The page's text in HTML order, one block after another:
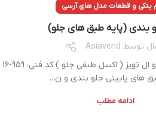
یدکی و قطعات مدل های آرسی
بندی (پایه طبق های جلو)
توسط Asiavend
های پایینی جلو بندی و ن...
ادامه مطلب